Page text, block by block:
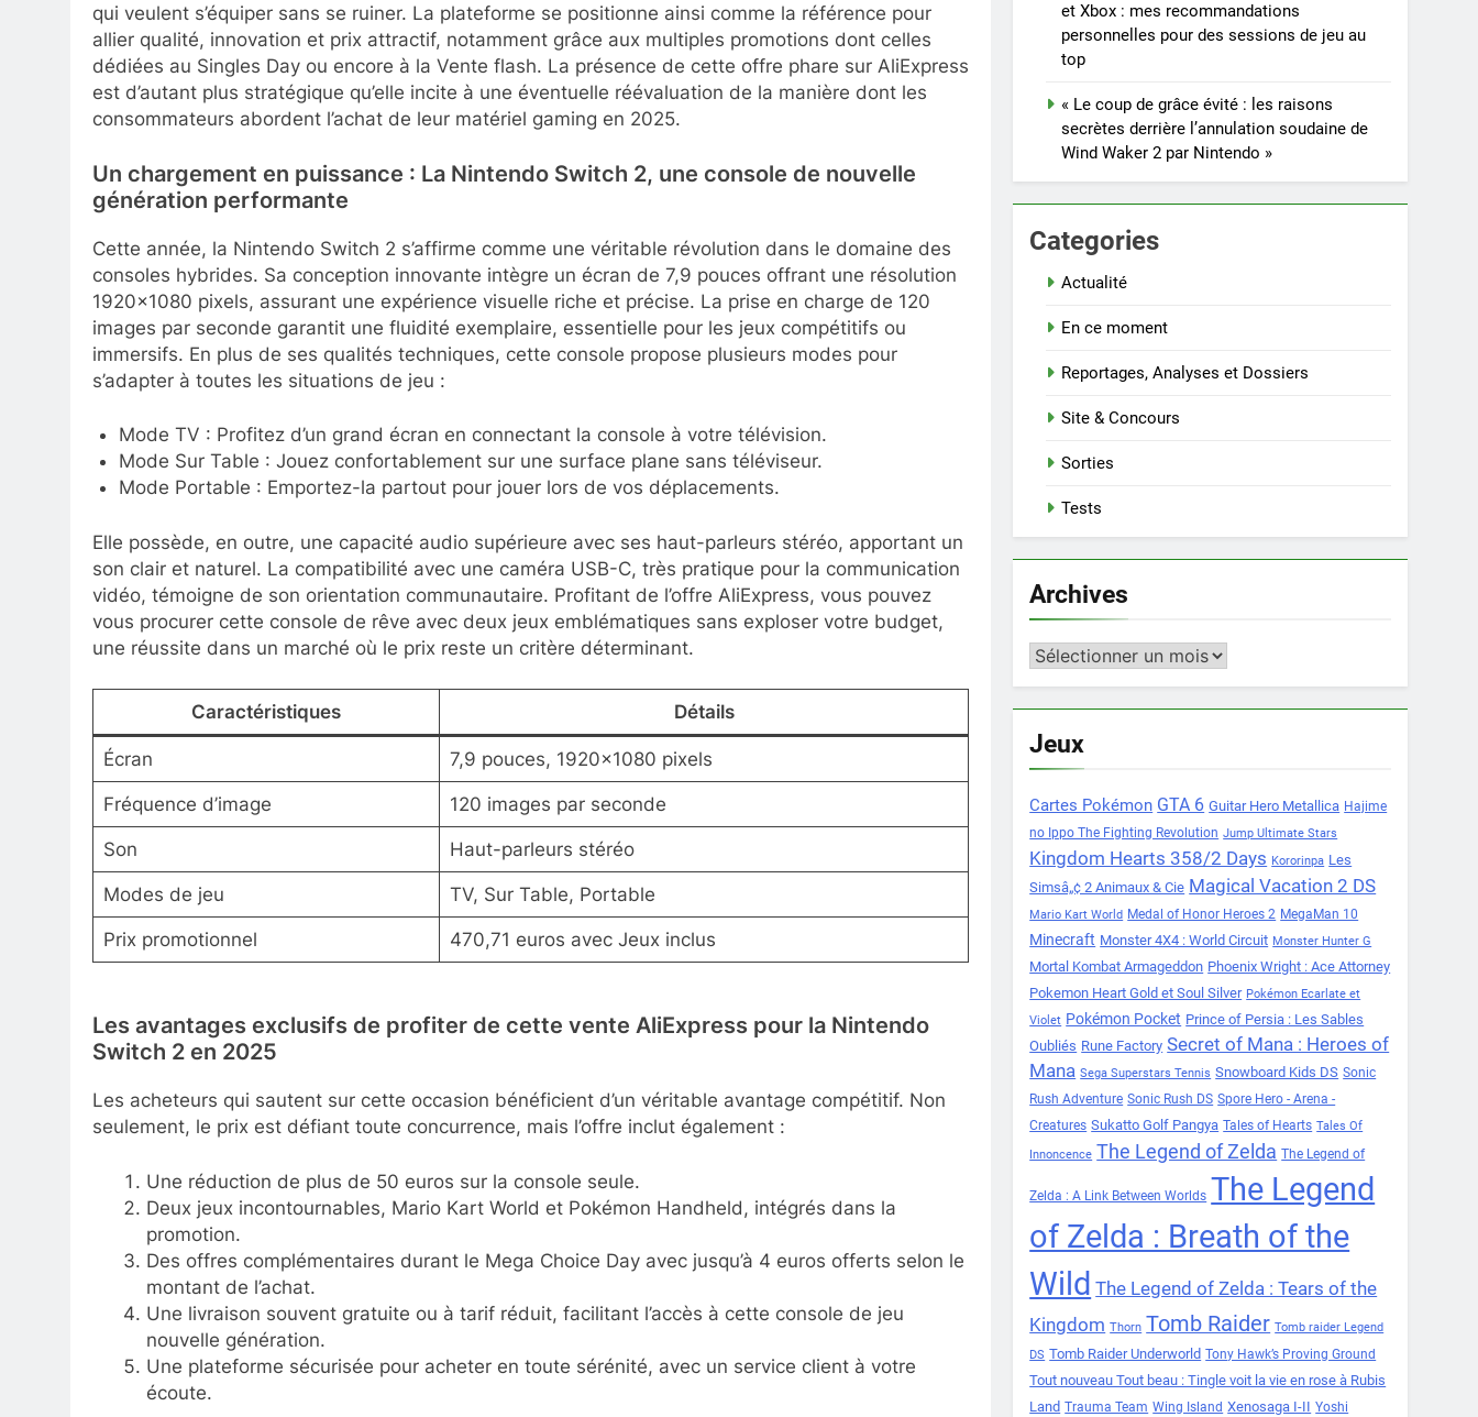
qui veulent s’équiper sans se ruiner. La plateforme se positionne ainsi comme la référence pour
allier qualité, innovation et prix attractif, notamment grâce aux multiples promotions dont celles
dédiées au Singles Day ou encore à la Vente flash. La présence de cette offre phare sur AliExpress
est d’autant plus stratégique qu’elle incite à une éventuelle réévaluation de la manière dont les
consommateurs abordent l’achat de leur matériel gaming en 2025.
Un chargement en puissance : La Nintendo Switch 2, une console de nouvelle
génération performante
Cette année, la Nintendo Switch 2 s’affirme comme une véritable révolution dans le domaine des
consoles hybrides. Sa conception innovante intègre un écran de 7,9 pouces offrant une résolution
1920×1080 pixels, assurant une expérience visuelle riche et précise. La prise en charge de 120
images par seconde garantit une fluidité exemplaire, essentielle pour les jeux compétitifs ou
immersifs. En plus de ses qualités techniques, cette console propose plusieurs modes pour
s’adapter à toutes les situations de jeu :
Mode TV : Profitez d’un grand écran en connectant la console à votre télévision.
Mode Sur Table : Jouez confortablement sur une surface plane sans téléviseur.
Mode Portable : Emportez-la partout pour jouer lors de vos déplacements.
Elle possède, en outre, une capacité audio supérieure avec ses haut-parleurs stéréo, apportant un
son clair et naturel. La compatibilité avec une caméra USB-C, très pratique pour la communication
vidéo, témoigne de son orientation communautaire. Profitant de l’offre AliExpress, vous pouvez
vous procurer cette console de rêve avec deux jeux emblématiques sans exploser votre budget,
une réussite dans un marché où le prix reste un critère déterminant.
Caractéristiques Détails
Écran 7,9 pouces, 1920×1080 pixels
Fréquence d’image 120 images par seconde
Son Haut-parleurs stéréo
Modes de jeu TV, Sur Table, Portable
Prix promotionnel 470,71 euros avec Jeux inclus
Les avantages exclusifs de profiter de cette vente AliExpress pour la Nintendo
Switch 2 en 2025
Les acheteurs qui sautent sur cette occasion bénéficient d’un véritable avantage compétitif. Non
seulement, le prix est défiant toute concurrence, mais l’offre inclut également :
Une réduction de plus de 50 euros sur la console seule.
Deux jeux incontournables, Mario Kart World et Pokémon Handheld, intégrés dans la
promotion.
Des offres complémentaires durant le Mega Choice Day avec jusqu’à 4 euros offerts selon le
montant de l’achat.
Une livraison souvent gratuite ou à tarif réduit, facilitant l’accès à cette console de jeu
nouvelle génération.
Une plateforme sécurisée pour acheter en toute sérénité, avec un service client à votre
écoute.
et Xbox : mes recommandations
personnelles pour des sessions de jeu au
top
« Le coup de grâce évité : les raisons
secrètes derrière l’annulation soudaine de
Wind Waker 2 par Nintendo »
Categories
Actualité
En ce moment
Reportages, Analyses et Dossiers
Site & Concours
Sorties
Tests
Archives
Archives
Jeux
Cartes Pokémon GTA 6 Guitar Hero Metallica Hajime
no Ippo The Fighting Revolution Jump Ultimate Stars
Kingdom Hearts 358/2 Days Kororinpa Les
Simsâ„¢ 2 Animaux & Cie Magical Vacation 2 DS
Mario Kart World Medal of Honor Heroes 2 MegaMan 10
Minecraft Monster 4X4 : World Circuit Monster Hunter G
Mortal Kombat Armageddon Phoenix Wright : Ace Attorney
Pokemon Heart Gold et Soul Silver Pokémon Ecarlate et
Violet Pokémon Pocket Prince of Persia : Les Sables
Oubliés Rune Factory Secret of Mana : Heroes of
Mana Sega Superstars Tennis Snowboard Kids DS Sonic
Rush Adventure Sonic Rush DS Spore Hero - Arena -
Creatures Sukatto Golf Pangya Tales of Hearts Tales Of
Innoncence The Legend of Zelda The Legend of
Zelda : A Link Between Worlds The Legend
of Zelda : Breath of the
Wild The Legend of Zelda : Tears of the
Kingdom Thorn Tomb Raider Tomb raider Legend
DS Tomb Raider Underworld Tony Hawk’s Proving Ground
Tout nouveau Tout beau : Tingle voit la vie en rose à Rubis
Land Trauma Team Wing Island Xenosaga I-II Yoshi